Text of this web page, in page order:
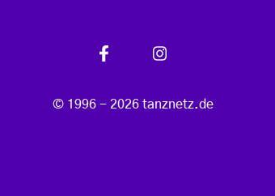
© 1996 - 2026 tanznetz.de